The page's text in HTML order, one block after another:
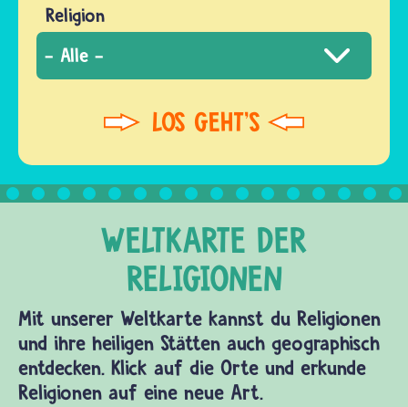
Religion
Mit unserer Weltkarte kannst du Religionen
und ihre heiligen Stätten auch geographisch
entdecken. Klick auf die Orte und erkunde
Religionen auf eine neue Art.